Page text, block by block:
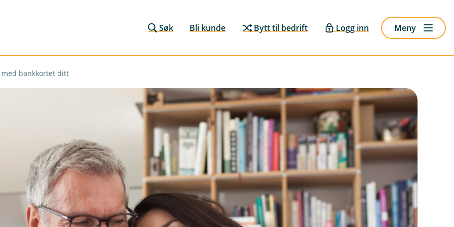
Søk Bli kunde Bytt til bedrift Logg inn Meny
med bankkortet ditt